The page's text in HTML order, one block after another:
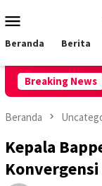
ke
Mobile
Beranda Berita
Breaking News
Lakukan
Beranda
Kepala